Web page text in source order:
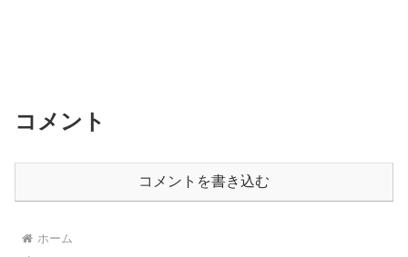
コメント
コメントを書き込む
ホーム